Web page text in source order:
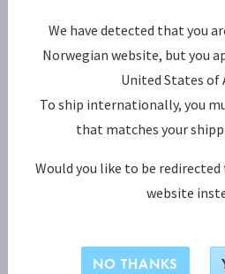
FUSION armbånd
We have detected that you
Norwegian website, but you
United States of
To ship internationally, you
that matches your
Would you like to be
website
NO THANKS